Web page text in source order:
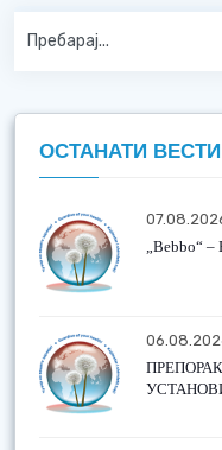
ОСТАНАТИ ВЕСТИ
„Bebbo“ –